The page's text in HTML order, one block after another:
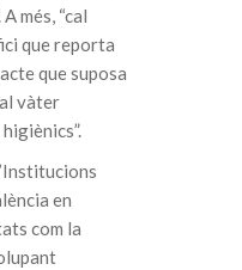
més, “cal
que reporta
que suposa
vàter
en
com la